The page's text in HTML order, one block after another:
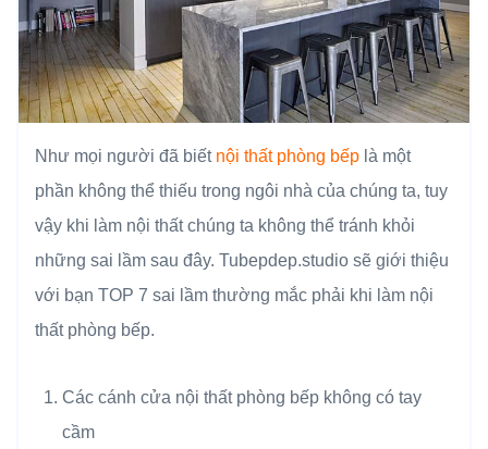
Như mọi người đã biết nội thất phòng bếp là một
phần không thể thiếu trong ngôi nhà của chúng ta, tuy
vậy khi làm nội thất chúng ta không thể tránh khỏi
những sai lầm sau đây. Tubepdep.studio sẽ giới thiệu
với bạn TOP 7 sai lầm thường mắc phải khi làm nội
thất phòng bếp.
Các cánh cửa nội thất phòng bếp không có tay
cầm